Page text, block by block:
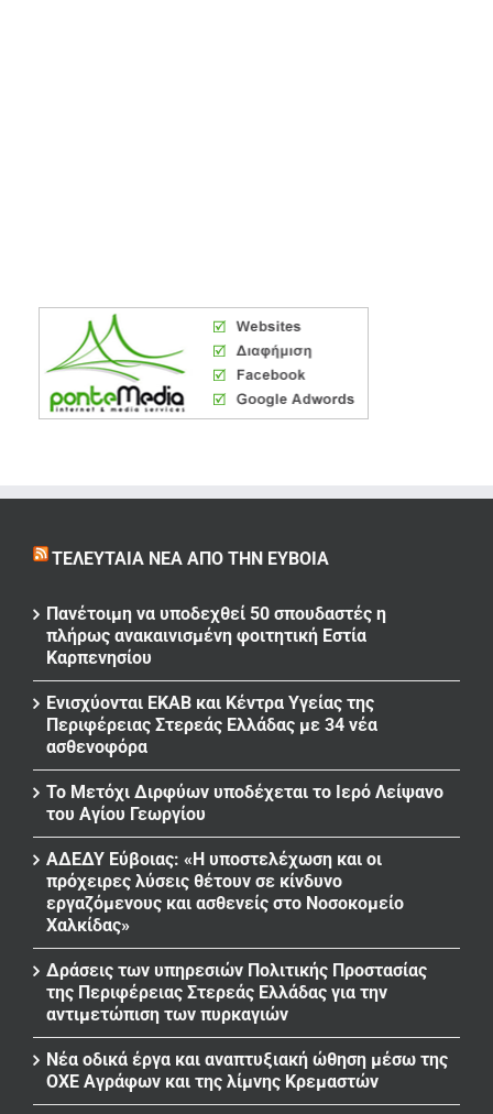
ΤΕΛΕΥΤΑΊΑ ΝΈΑ ΑΠΌ ΤΗΝ ΕΎΒΟΙΑ
Πανέτοιμη να υποδεχθεί 50 σπουδαστές η
πλήρως ανακαινισμένη φοιτητική Εστία
Καρπενησίου
Ενισχύονται ΕΚΑΒ και Κέντρα Υγείας της
Περιφέρειας Στερεάς Ελλάδας με 34 νέα
ασθενοφόρα
Το Μετόχι Διρφύων υποδέχεται το Ιερό Λείψανο
του Αγίου Γεωργίου
ΑΔΕΔΥ Εύβοιας: «Η υποστελέχωση και οι
πρόχειρες λύσεις θέτουν σε κίνδυνο
εργαζόμενους και ασθενείς στο Νοσοκομείο
Χαλκίδας»
Δράσεις των υπηρεσιών Πολιτικής Προστασίας
της Περιφέρειας Στερεάς Ελλάδας για την
αντιμετώπιση των πυρκαγιών
Νέα οδικά έργα και αναπτυξιακή ώθηση μέσω της
ΟΧΕ Αγράφων και της λίμνης Κρεμαστών